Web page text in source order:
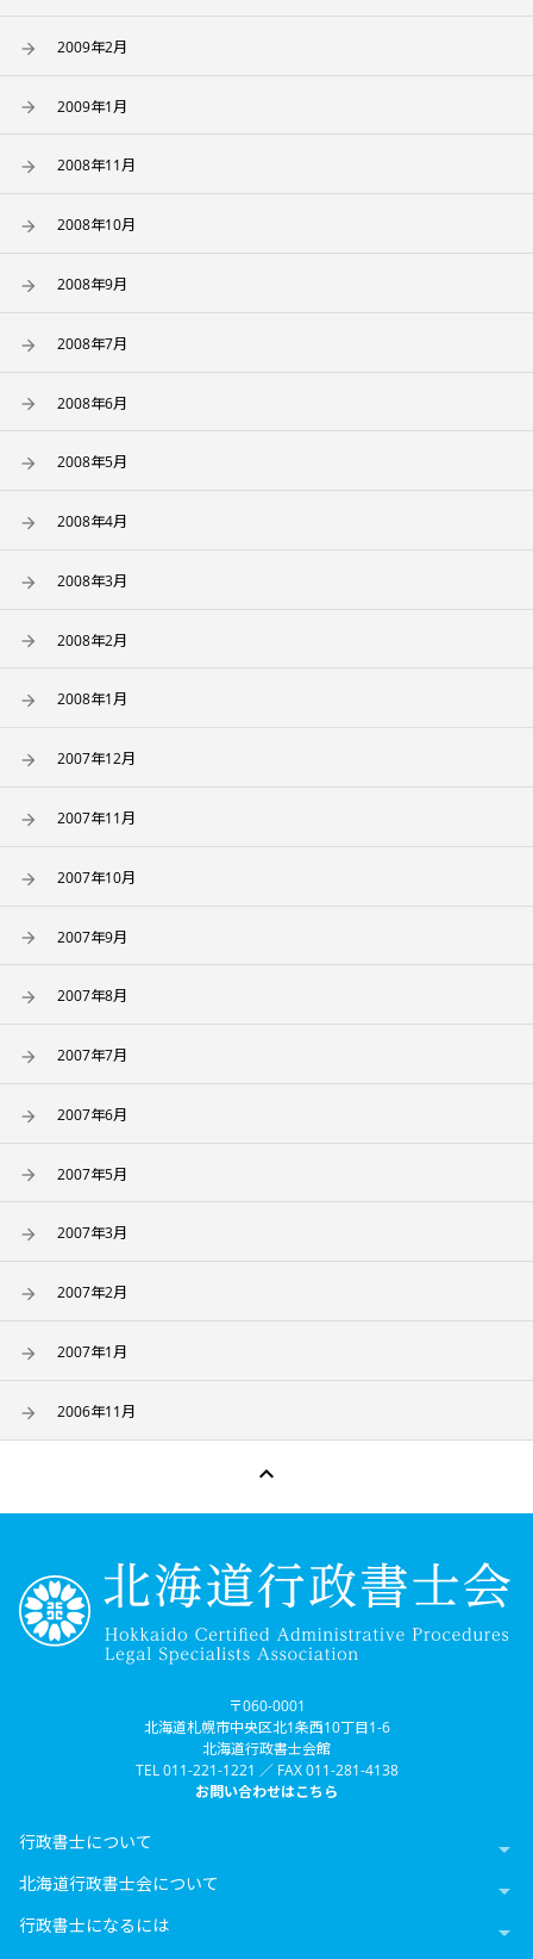
2009年2月
2009年1月
2008年11月
2008年10月
2008年9月
2008年7月
2008年6月
2008年5月
2008年4月
2008年3月
2008年2月
2008年1月
2007年12月
2007年11月
2007年10月
2007年9月
2007年8月
2007年7月
2007年6月
2007年5月
2007年3月
2007年2月
2007年1月
2006年11月

〒060-0001
北海道札幌市中央区北1条西10丁目1-6
北海道行政書士会館
TEL 011-221-1221 ／ FAX 011-281-4138
お問い合わせはこちら
行政書士について 
北海道行政書士会について 
行政書士になるには 